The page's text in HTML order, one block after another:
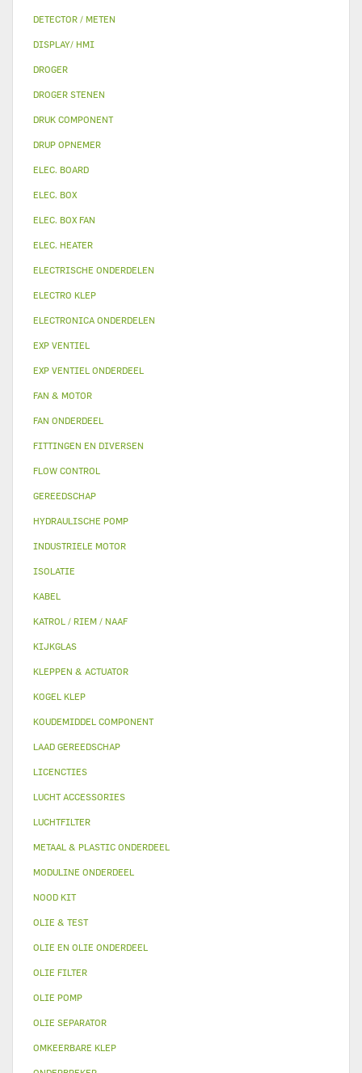
DETECTOR / METEN
DISPLAY/ HMI
DROGER
DROGER STENEN
DRUK COMPONENT
DRUP OPNEMER
ELEC. BOARD
ELEC. BOX
ELEC. BOX FAN
ELEC. HEATER
ELECTRISCHE ONDERDELEN
ELECTRO KLEP
ELECTRONICA ONDERDELEN
EXP VENTIEL
EXP VENTIEL ONDERDEEL
FAN & MOTOR
FAN ONDERDEEL
FITTINGEN EN DIVERSEN
FLOW CONTROL
GEREEDSCHAP
HYDRAULISCHE POMP
INDUSTRIELE MOTOR
ISOLATIE
KABEL
KATROL / RIEM / NAAF
KIJKGLAS
KLEPPEN & ACTUATOR
KOGEL KLEP
KOUDEMIDDEL COMPONENT
LAAD GEREEDSCHAP
LICENCTIES
LUCHT ACCESSORIES
LUCHTFILTER
METAAL & PLASTIC ONDERDEEL
MODULINE ONDERDEEL
NOOD KIT
OLIE & TEST
OLIE EN OLIE ONDERDEEL
OLIE FILTER
OLIE POMP
OLIE SEPARATOR
OMKEERBARE KLEP